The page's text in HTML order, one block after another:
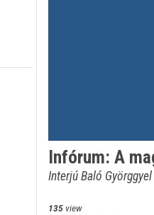
Infórum: A
Interjú Baló Györggyel
135view